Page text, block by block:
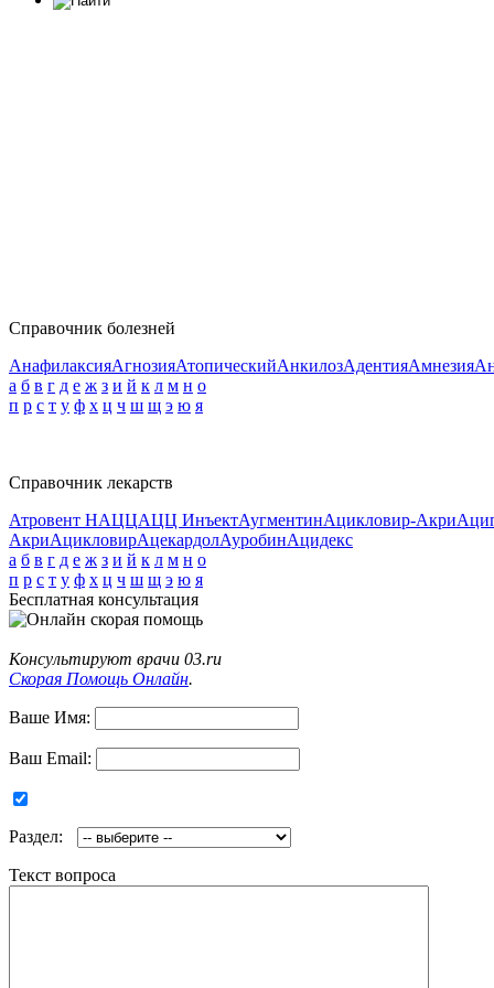
Справочник болезней
АнафилаксияАгнозияАтопическийАнкилозАдентияАмнезия
а б в г д е ж з и й к л м н о
п р с т у ф х ц ч ш щ э ю я
Справочник лекарств
Атровент НАЦЦАЦЦ ИнъектАугментинАцикловир-Акри
АкриАцикловирАцекардолАуробинАцидекс
а б в г д е ж з и й к л м н о
п р с т у ф х ц ч ш щ э ю я
Бесплатная консультация
Консультируют врачи 03.ru
Скорая Помощь Онлайн.
Ваше Имя:
Ваш Email:
Раздел:
Текст вопроса